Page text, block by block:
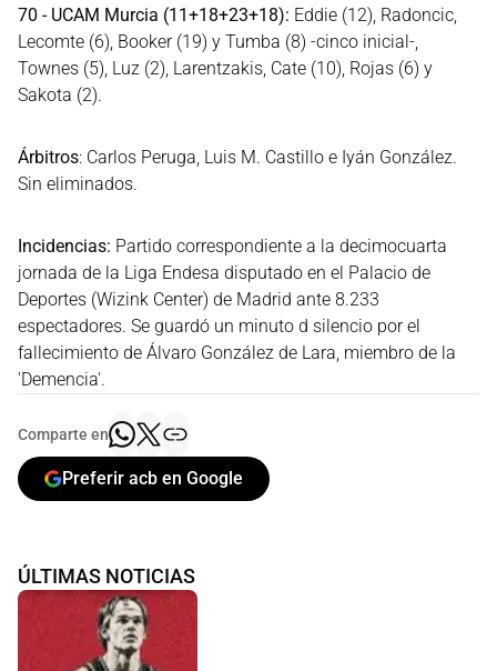
70 - UCAM Murcia (11+18+23+18): Eddie (12), Radoncic,
Lecomte (6), Booker (19) y Tumba (8) -cinco inicial-,
Townes (5), Luz (2), Larentzakis, Cate (10), Rojas (6) y
Sakota (2).
Árbitros: Carlos Peruga, Luis M. Castillo e Iyán González.
Sin eliminados.
Incidencias: Partido correspondiente a la decimocuarta
jornada de la Liga Endesa disputado en el Palacio de
Deportes (Wizink Center) de Madrid ante 8.233
espectadores. Se guardó un minuto d silencio por el
fallecimiento de Álvaro González de Lara, miembro de la
'Demencia'.
Comparte en
Preferir acb en Google
ÚLTIMAS NOTICIAS